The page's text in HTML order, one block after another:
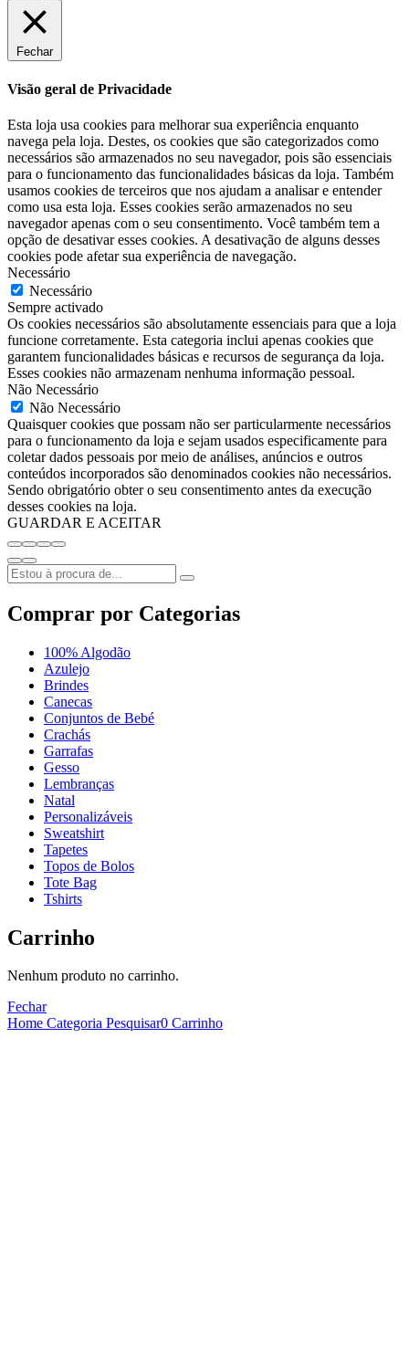
Fechar
Visão geral de Privacidade
Esta loja usa cookies para melhorar sua experiência enquanto
navega pela loja. Destes, os cookies que são categorizados como
necessários são armazenados no seu navegador, pois são essenciais
para o funcionamento das funcionalidades básicas da loja. Também
usamos cookies de terceiros que nos ajudam a analisar e entender
como usa esta loja. Esses cookies serão armazenados no seu
navegador apenas com o seu consentimento. Você também tem a
opção de desativar esses cookies. A desativação de alguns desses
cookies pode afetar sua experiência de navegação.
Necessário
Necessário
Sempre activado
Os cookies necessários são absolutamente essenciais para que a loja
funcione corretamente. Esta categoria inclui apenas cookies que
garantem funcionalidades básicas e recursos de segurança da loja.
Esses cookies não armazenam nenhuma informação pessoal.
Não Necessário
Não Necessário
Quaisquer cookies que possam não ser particularmente necessários
para o funcionamento da loja e sejam usados especificamente para
coletar dados pessoais por meio de análises, anúncios e outros
conteúdos incorporados são denominados cookies não necessários.
Sendo obrigatório obter o seu consentimento antes da execução
desses cookies na loja.
GUARDAR E ACEITAR
Comprar por Categorias
100% Algodão
Azulejo
Brindes
Canecas
Conjuntos de Bebé
Crachás
Garrafas
Gesso
Lembranças
Natal
Personalizáveis
Sweatshirt
Tapetes
Topos de Bolos
Tote Bag
Tshirts
Carrinho
Nenhum produto no carrinho.
Fechar
Home Categoria Pesquisar0 Carrinho